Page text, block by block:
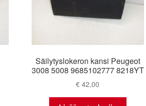
Säilytyslokeron kansi Peugeot
3008 5008 9685102777 8218YT
€ 42,00